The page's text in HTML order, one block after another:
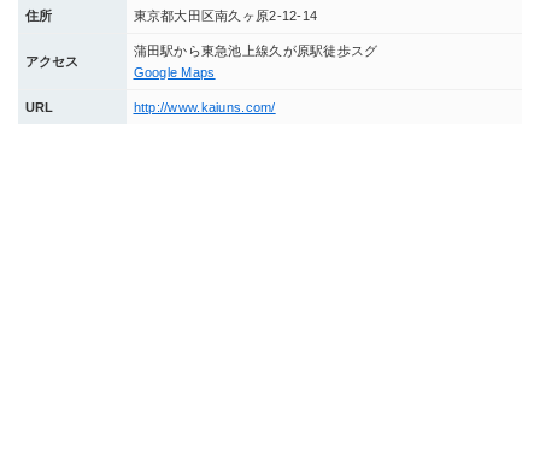
住所 東京都大田区南久ヶ原2-12-14
アクセス
蒲田駅から東急池上線久が原駅徒歩スグ
Google Maps
URL http://www.kaiuns.com/